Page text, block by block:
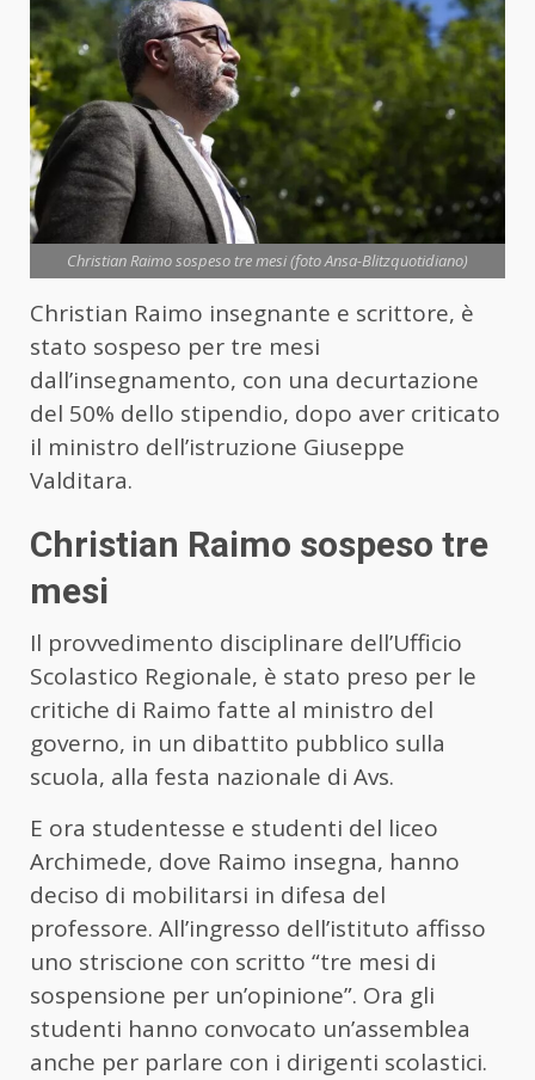
Christian Raimo sospeso tre mesi (foto Ansa-Blitzquotidiano)
Christian Raimo insegnante e scrittore, è
stato sospeso per tre mesi
dall’insegnamento, con una decurtazione
del 50% dello stipendio, dopo aver criticato
il ministro dell’istruzione Giuseppe
Valditara.
Christian Raimo sospeso tre
mesi
Il provvedimento disciplinare dell’Ufficio
Scolastico Regionale, è stato preso per le
critiche di Raimo fatte al ministro del
governo, in un dibattito pubblico sulla
scuola, alla festa nazionale di Avs.
E ora studentesse e studenti del liceo
Archimede, dove Raimo insegna, hanno
deciso di mobilitarsi in difesa del
professore. All’ingresso dell’istituto affisso
uno striscione con scritto “tre mesi di
sospensione per un’opinione”. Ora gli
studenti hanno convocato un’assemblea
anche per parlare con i dirigenti scolastici.